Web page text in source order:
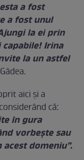
a fost
a fost unul
la ei prin
Irina
la un astfel
aici şi a
că:
în gura
vorbește sau
domeniu”.